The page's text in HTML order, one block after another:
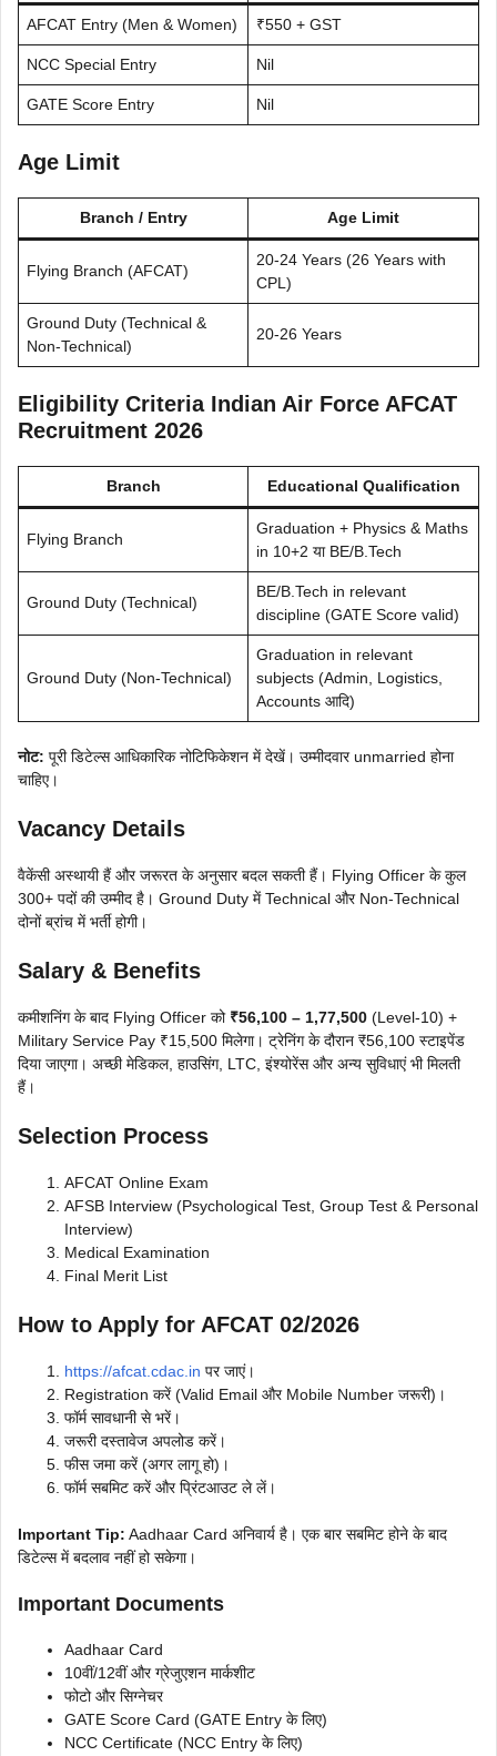
AFCAT Entry (Men & Women) ₹550 + GST
NCC Special Entry Nil
GATE Score Entry Nil
Age Limit
Branch / Entry Age Limit
Flying Branch (AFCAT)
20-24 Years (26 Years with
CPL)
Ground Duty (Technical &
Non-Technical)
20-26 Years
Eligibility Criteria Indian Air Force AFCAT
Recruitment 2026
Branch Educational Qualification
Flying Branch
Graduation + Physics & Maths
in 10+2 या BE/B.Tech
Ground Duty (Technical)
BE/B.Tech in relevant
discipline (GATE Score valid)
Ground Duty (Non-Technical)
Graduation in relevant
subjects (Admin, Logistics,
Accounts आदि)
नोट: पूरी डिटेल्स आधिकारिक नोटिफिकेशन में देखें। उम्मीदवार unmarried होना
चाहिए।
Vacancy Details
वैकेंसी अस्थायी हैं और जरूरत के अनुसार बदल सकती हैं। Flying Officer के कुल
300+ पदों की उम्मीद है। Ground Duty में Technical और Non-Technical
दोनों ब्रांच में भर्ती होगी।
Salary & Benefits
कमीशनिंग के बाद Flying Officer को ₹56,100 – 1,77,500 (Level-10) +
Military Service Pay ₹15,500 मिलेगा। ट्रेनिंग के दौरान ₹56,100 स्टाइपेंड
दिया जाएगा। अच्छी मेडिकल, हाउसिंग, LTC, इंश्योरेंस और अन्य सुविधाएं भी मिलती
हैं।
Selection Process
AFCAT Online Exam
AFSB Interview (Psychological Test, Group Test & Personal
Interview)
Medical Examination
Final Merit List
How to Apply for AFCAT 02/2026
https://afcat.cdac.in पर जाएं।
Registration करें (Valid Email और Mobile Number जरूरी)।
फॉर्म सावधानी से भरें।
जरूरी दस्तावेज अपलोड करें।
फीस जमा करें (अगर लागू हो)।
फॉर्म सबमिट करें और प्रिंटआउट ले लें।
Important Tip: Aadhaar Card अनिवार्य है। एक बार सबमिट होने के बाद
डिटेल्स में बदलाव नहीं हो सकेगा।
Important Documents
Aadhaar Card
10वीं/12वीं और ग्रेजुएशन मार्कशीट
फोटो और सिग्नेचर
GATE Score Card (GATE Entry के लिए)
NCC Certificate (NCC Entry के लिए)